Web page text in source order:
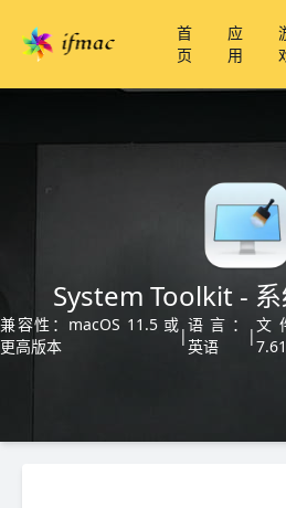
首
页
应
用
System Toolkit -
兼容性：macOS 11.5 或
更高版本
|
语言：
英语
|
文